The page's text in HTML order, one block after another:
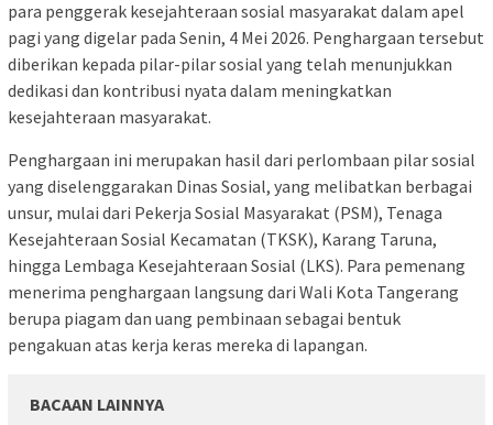
para penggerak kesejahteraan sosial masyarakat dalam apel
pagi yang digelar pada Senin, 4 Mei 2026. Penghargaan tersebut
diberikan kepada pilar-pilar sosial yang telah menunjukkan
dedikasi dan kontribusi nyata dalam meningkatkan
kesejahteraan masyarakat.
Penghargaan ini merupakan hasil dari perlombaan pilar sosial
yang diselenggarakan Dinas Sosial, yang melibatkan berbagai
unsur, mulai dari Pekerja Sosial Masyarakat (PSM), Tenaga
Kesejahteraan Sosial Kecamatan (TKSK), Karang Taruna,
hingga Lembaga Kesejahteraan Sosial (LKS). Para pemenang
menerima penghargaan langsung dari Wali Kota Tangerang
berupa piagam dan uang pembinaan sebagai bentuk
pengakuan atas kerja keras mereka di lapangan.
BACAAN LAINNYA